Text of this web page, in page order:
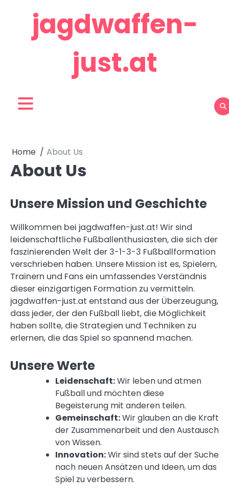
jagdwaffen-
just.at
Home About Us
About Us
Unsere Mission und Geschichte
Willkommen bei jagdwaffen-just.at! Wir sind
leidenschaftliche Fußballenthusiasten, die sich der
faszinierenden Welt der 3-1-3-3 Fußballformation
verschrieben haben. Unsere Mission ist es, Spielern,
Trainern und Fans ein umfassendes Verständnis
dieser einzigartigen Formation zu vermitteln.
jagdwaffen-just.at entstand aus der Überzeugung,
dass jeder, der den Fußball liebt, die Möglichkeit
haben sollte, die Strategien und Techniken zu
erlernen, die das Spiel so spannend machen.
Unsere Werte
Leidenschaft:Wir leben und atmen
Fußball und möchten diese
Begeisterung mit anderen teilen.
Gemeinschaft:Wir glauben an die Kraft
der Zusammenarbeit und den Austausch
von Wissen.
Innovation:Wir sind stets auf der Suche
nach neuen Ansätzen und Ideen, um das
Spiel zu verbessern.